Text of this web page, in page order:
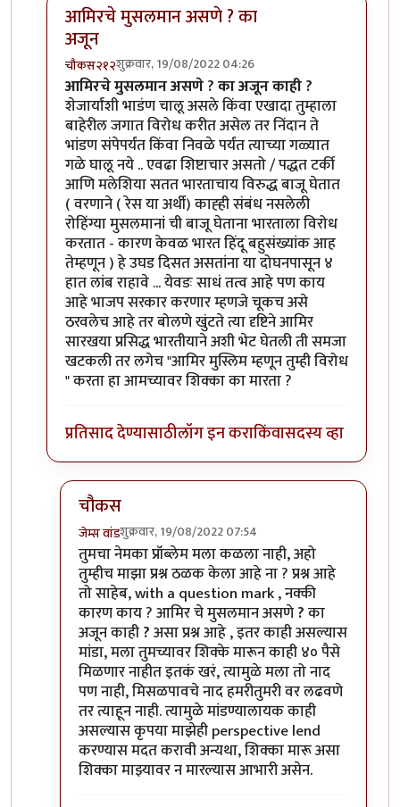
आमिरचे मुसलमान असणे ? का
अजून
चौकस२१२शुक्रवार, 19/08/2022 04:26
In reply toएक प्रश्न पडला आहेbyजेम्स वांड
आमिरचे मुसलमान असणे ? का अजून काही ?
शेजार्यांशी भाडंण चालू असले किंवा एखादा तुम्हाला
बाहेरील जगात विरोध करीत असेल तर निंदान ते
भांडण संपेपर्यंत किंवा निवळे पर्यंत त्याच्या गळ्यात
गळे घालू नये .. एवढा शिष्टाचार असतो / पद्धत टर्की
आणि मलेशिया सतत भारताचाय विरुद्ध बाजू घेतात
( वरणाने ( रेस या अर्थी) काह्ही संबंध नसलेली
रोहिंग्या मुसलमानां ची बाजू घेताना भारताला विरोध
करतात - कारण केवळ भारत हिंदू बहुसंख्यांक आह
तेम्हणून ) हे उघड दिसत असतांना या दोघनपासून ४
हात लांब राहावे ... येवडः साधं तत्व आहे पण काय
आहे भाजप सरकार करणार म्हणजे चूकच असे
ठरवलेच आहे तर बोलणे खुंटते त्या दृष्टिने आमिर
सारखया प्रसिद्ध भारतीयाने अशी भेट घेतली ती समजा
खटकली तर लगेच "आमिर मुस्लिम म्हणून तुम्ही विरोध
" करता हा आमच्यावर शिक्का का मारता ?
प्रतिसाद देण्यासाठीलॉग इन कराकिंवासदस्य व्हा
चौकस
जेम्स वांडशुक्रवार, 19/08/2022 07:54
In reply toआमिरचे मुसलमान असणे ? का अजून
तुमचा नेमका प्रॉब्लेम मला कळला नाही, अहो
तुम्हीच माझा प्रश्न ठळक केला आहे ना ? प्रश्न आहे
तो साहेब, with a question mark , नक्की
कारण काय ? आमिर चे मुसलमान असणे?का
अजून काही?असा प्रश्न आहे , इतर काही असल्यास
मांडा, मला तुमच्यावर शिक्के मारून काही ४० पैसे
मिळणार नाहीत इतकं खरं, त्यामुळे मला तो नाद
पण नाही, मिसळपावचे नाद हमरीतुमरी वर लढवणे
तर त्याहून नाही. त्यामुळे मांडण्यालायक काही
असल्यास कृपया माझेही perspective lend
करण्यास मदत करावी अन्यथा, शिक्का मारू असा
शिक्का माझ्यावर न मारल्यास आभारी असेन.